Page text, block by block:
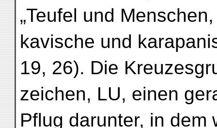
„Teufel und
kavische und
19, 26). Die
zeichen, LU, einen
Pflug darunter, in dem